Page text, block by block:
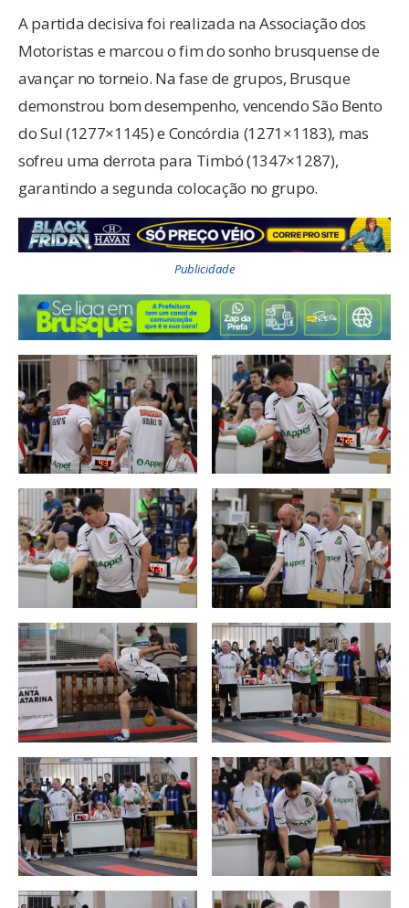
A partida decisiva foi realizada na Associação dos
Motoristas e marcou o fim do sonho brusquense de
avançar no torneio. Na fase de grupos, Brusque
demonstrou bom desempenho, vencendo São Bento
do Sul (1277×1145) e Concórdia (1271×1183), mas
sofreu uma derrota para Timbó (1347×1287),
garantindo a segunda colocação no grupo.
Publicidade